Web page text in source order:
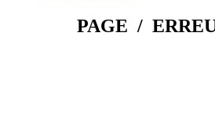
PAGE /